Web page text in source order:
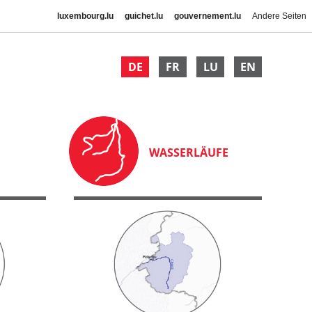
luxembourg.lu guichet.lu gouvernement.lu Andere Seiten
DE FR LU EN
WASSERLÄUFE